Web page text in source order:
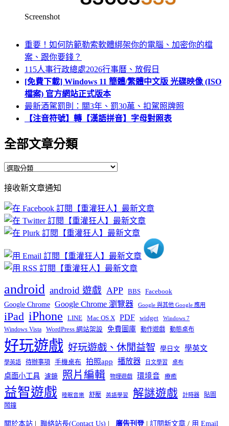
Screenshot
重要！如何防範勒索軟體綁架你的電腦、加密你的檔
案、跟你要錢？
115人事行政總處2026行事曆、放假日
[免費下載] Windows 11 簡體/繁體中文版 光碟映像 (ISO
檔案) 官方網站正式版本
最新酒駕罰則：關3年、罰30萬、扣駕照牌照
【注音符號】轉【漢語拼音】字母對照表
全部文章分類
全
文
章
分
類
接收新文章通知
android android 遊戲 APP BBS Facebook
Google Chrome Google Chrome 瀏覽器 Google 與其他 Google 應用
iPad iPhone LINE Mac OS X PDF widget Windows 7
Windows Vista WordPress 網站架設 免費圖庫 動作遊戲 動態桌布
好玩遊戲 好玩遊戲、休閒益智 學日文 學英文
學英語 待辦事項 手機桌布 拍照app 播放器 日文學習 桌布
桌面小工具 濾鏡 照片編輯 物理遊戲 環境音 療癒
益智遊戲 睡眠音樂 舒壓 英語學習 解謎遊戲 計時器
貼圖
鬧鐘
關於本站 | 聯絡站長(Contact Us) | 廣告刊登| 訂閱新文章 / 用 Email